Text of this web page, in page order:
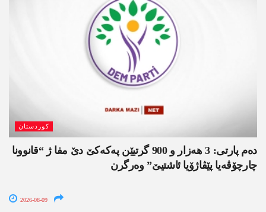
کوردستان
دەم پارتی: 3 ھەزار و 900 گرتیێن پەکەکێ دێ مفا ژ “قانوونا
چارچۆڤەیا پێڤاژۆیا ئاشتیێ” وەرگرن
2026-08-09